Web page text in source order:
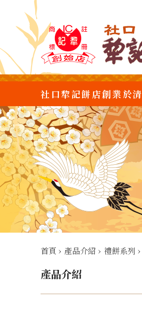
社口犂記餅店創業於
首頁 › 產品介紹 › 禮餅系列 ›
產品介紹